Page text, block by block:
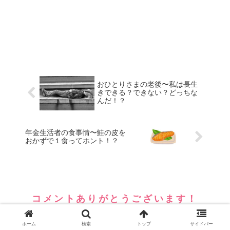
おひとりさまの老後〜私は長生
きできる？できない？どっちな
んだ！？
年金生活者の食事情〜鮭の皮を
おかずで１食ってホント！？
コメントありがとうございます！
いつもコメント楽しみに読んでいます。
ホーム 検索 トップ サイドバー